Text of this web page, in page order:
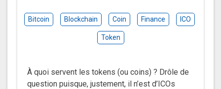
Bitcoin Blockchain Coin Finance ICO
Token
À quoi servent les tokens (ou coins) ? Drôle de
question puisque, justement, il n’est d’ICOs